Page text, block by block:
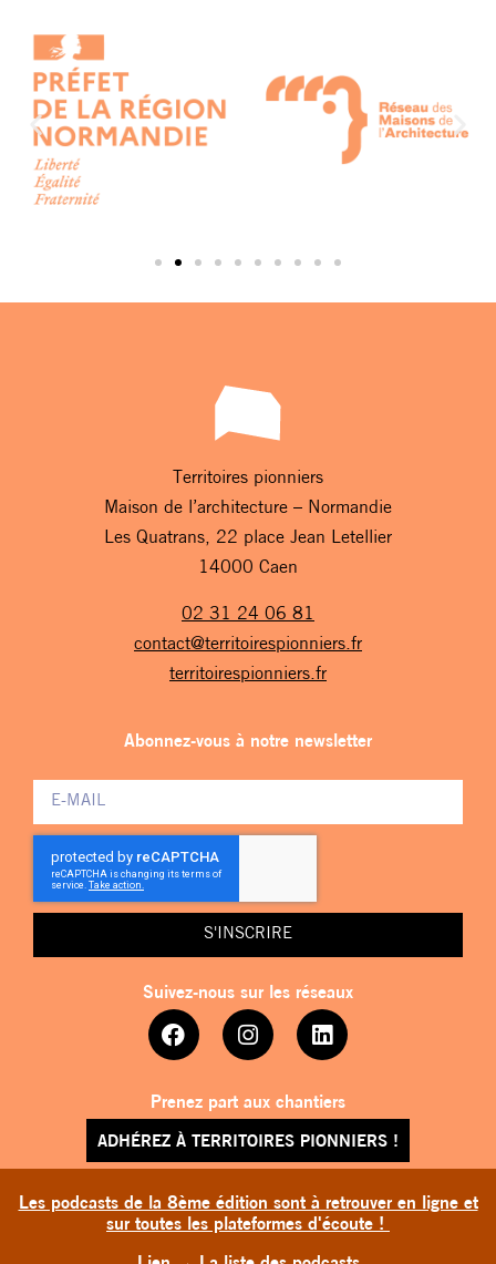
Les podcasts de la 8ème édition sont à retrouver en ligne et
sur toutes les plateformes d'écoute !
Territoires pionniers
Maison de l’architecture – Normandie
Les Quatrans, 22 place Jean Letellier
14000 Caen
02 31 24 06 81
contact@territoirespionniers.fr
territoirespionniers.fr
Abonnez-vous à notre newsletter
S'INSCRIRE
Suivez-nous sur les réseaux
Prenez part aux chantiers
ADHÉREZ À TERRITOIRES PIONNIERS !